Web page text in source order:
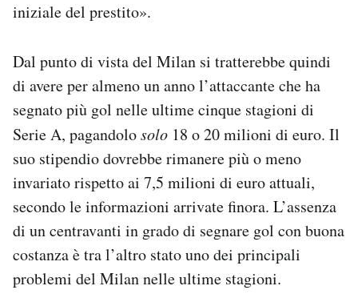
iniziale del prestito».
Dal punto di vista del Milan si tratterebbe quindi
di avere per almeno un anno l’attaccante che ha
segnato più gol nelle ultime cinque stagioni di
Serie A, pagandolosolo 18 o 20 milioni di euro. Il
suo stipendio dovrebbe rimanere più o meno
invariato rispetto ai 7,5 milioni di euro attuali,
secondo le informazioni arrivate finora. L’assenza
di un centravanti in grado di segnare gol con buona
costanza è tra l’altro stato uno dei principali
problemi del Milan nelle ultime stagioni.